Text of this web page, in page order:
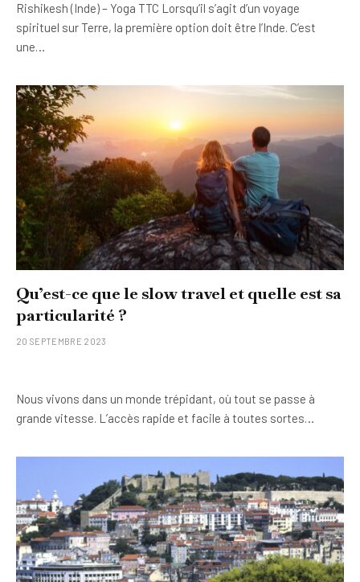
Rishikesh (Inde) – Yoga TTC Lorsqu’il s’agit d’un voyage
spirituel sur Terre, la première option doit être l’Inde. C’est
une…
Qu’est-ce que le slow travel et quelle est sa
particularité ?
20 SEPTEMBRE 2023
Nous vivons dans un monde trépidant, où tout se passe à
grande vitesse. L’accès rapide et facile à toutes sortes…